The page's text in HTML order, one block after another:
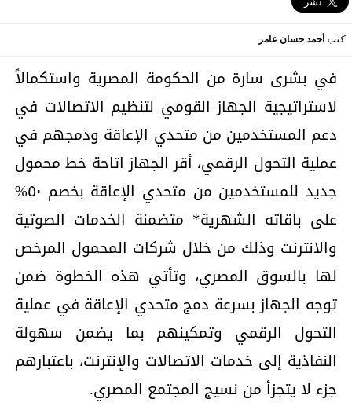
كتب أحمد حسان عامر
في بشرى سارة من الحكومة المصرية واستكمالاً
لاستراتيجية الجهاز القومي لتنظيم الاتصالات في
دعم المستخدمين من متحدي الإعاقة ودمجهم في
عملية التحول الرقمي، أقر الجهاز اتاحة خط محمول
جديد للمستخدمين من متحدي الإعاقة بخصم ٥٠%
على باقاته الشهرية* متضمنة الخدمات الصوتية
والانترنت وذلك من خلال شركات المحمول المرخص
لها بالسوق المصري، وتأتي هذه الخطوة ضمن
توجه الجهاز بسرعة دمج متحدي الإعاقة في عملية
التحول الرقمي وتمكينهم بما يضمن سهولة
النفاذية إلى خدمات الاتصالات والإنترنت، باعتبارهم
جزء لا يتجزأ من نسيج المجتمع المصري.